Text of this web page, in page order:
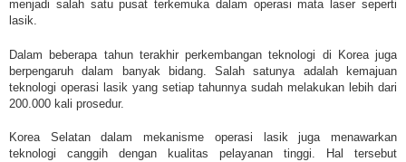
menjadi salah satu pusat terkemuka dalam operasi mata laser seperti
lasik.
Dalam beberapa tahun terakhir perkembangan teknologi di Korea juga
berpengaruh dalam banyak bidang. Salah satunya adalah kemajuan
teknologi operasi lasik yang setiap tahunnya sudah melakukan lebih dari
200.000 kali prosedur.
Korea Selatan dalam mekanisme operasi lasik juga menawarkan
teknologi canggih dengan kualitas pelayanan tinggi. Hal tersebut